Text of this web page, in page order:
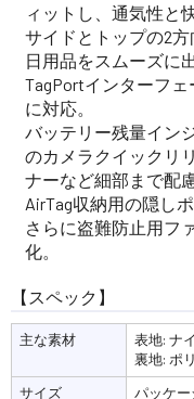
ィットし、通気性と
サイドとトップの2
日用品をスムーズに
TagPortインターフ
に対応。
バッテリー残量イン
のカメラクイックリ
ナーなど細部まで配慮
AirTag収納用の隠し
さらに盗難防止用フ
化。
【スペック】
主な素材
表地: ナ
裏地: ポ
サイズ
パッケー